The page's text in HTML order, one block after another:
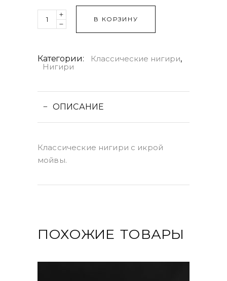
Quantity В КОРЗИНУ
Категории: Классические нигири,
Нигири
ОПИСАНИЕ
Классические нигири с икрой
мойвы.
ПОХОЖИЕ ТОВАРЫ